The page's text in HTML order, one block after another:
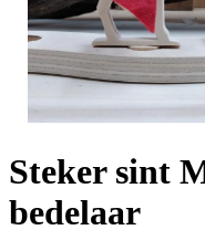
Steker sint
bedelaar